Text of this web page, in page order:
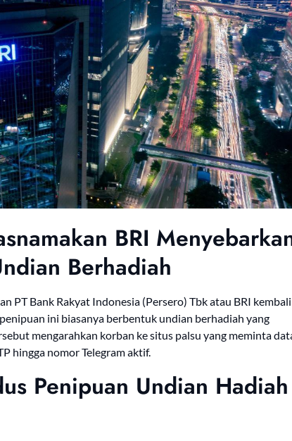
BRI
Berhadiah
PT Bank Rakyat Indonesia (Persero) Tbk atau BRI kembali
ini biasanya berbentuk undian berhadiah yang
mengarahkan korban ke situs palsu yang meminta
hingga nomor Telegram aktif.
Penipuan Undian Hadiah